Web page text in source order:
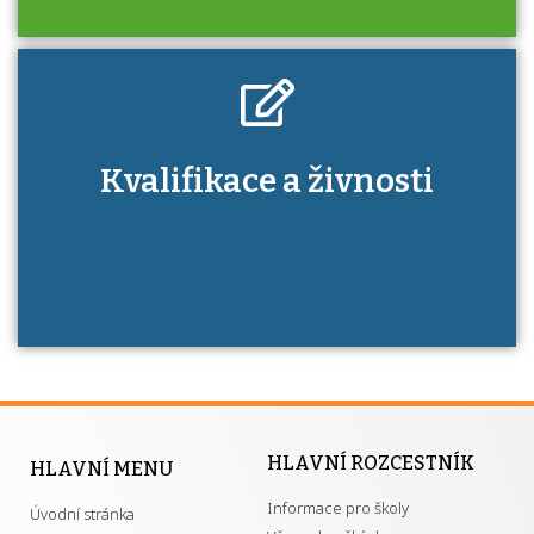
Kdo je to autorizovaná osoba a jaké výhody
má získání autorizace?
Kvalifikace a živnosti
HLAVNÍ MENU
Úvodní stránka
HLAVNÍ ROZCESTNÍK
Informace pro školy